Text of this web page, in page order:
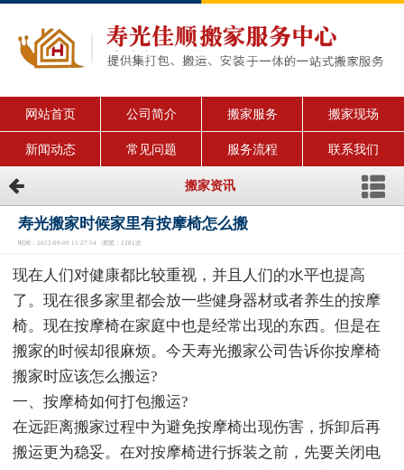
网站首页 公司简介 搬家服务 搬家现场
新闻动态 常见问题 服务流程 联系我们
搬家资讯
寿光搬家时候家里有按摩椅怎么搬
时间：2022-09-09 11:27:54 浏览：2281次
现在人们对健康都比较重视，并且人们的水平也提高
了。现在很多家里都会放一些健身器材或者养生的按摩
椅。现在按摩椅在家庭中也是经常出现的东西。但是在
搬家的时候却很麻烦。今天寿光搬家公司告诉你按摩椅
搬家时应该怎么搬运?
一、按摩椅如何打包搬运?
在远距离搬家过程中为避免按摩椅出现伤害，拆卸后再
搬运更为稳妥。在对按摩椅进行拆装之前，先要关闭电